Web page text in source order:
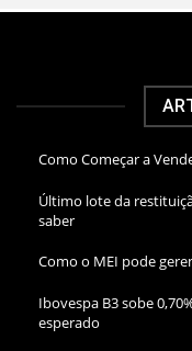
Como Começar a
Último lote da
saber
Como o MEI pode
Ibovespa B3 sobe
esperado